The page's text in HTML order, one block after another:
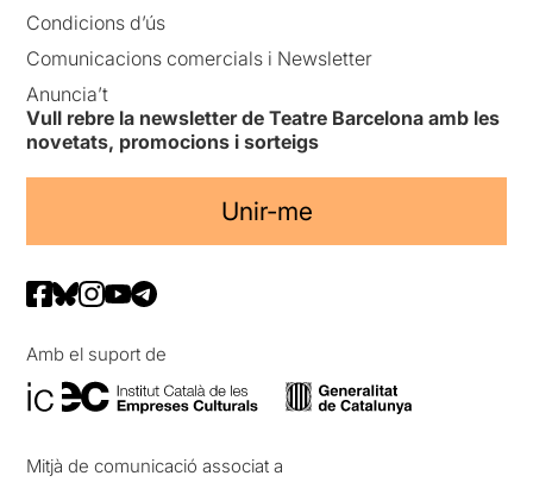
Condicions d’ús
Comunicacions comercials i Newsletter
Anuncia’t
Vull rebre la newsletter de Teatre Barcelona amb les
novetats, promocions i sorteigs
Unir-me
Amb el suport de
Mitjà de comunicació associat a